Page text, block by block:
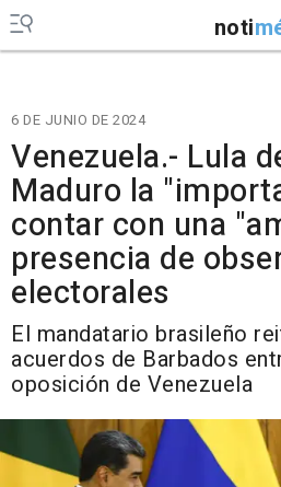
noti
6 DE JUNIO DE 2024
Venezuela.- Lula
Maduro la
contar con una
presencia de
electorales
El mandatario brasileño
acuerdos de Barbados
oposición de Venezuela